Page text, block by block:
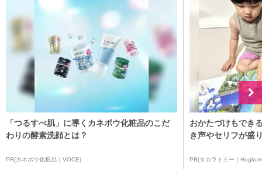
「つるすべ肌」に導くカネボウ化粧品のこだ
わりの酵素洗顔とは？
PR(カネボウ化粧品｜VOCE)
おかたづけもでき
き声やセリフが盛
PR(タカラトミー｜